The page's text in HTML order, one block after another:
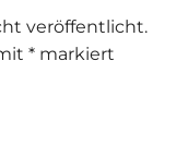
veröffentlicht.
*markiert